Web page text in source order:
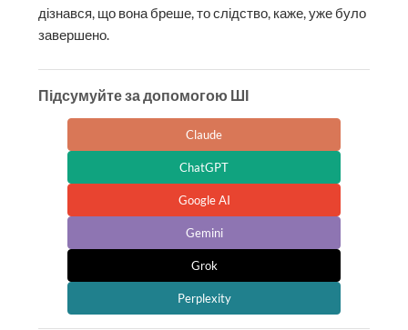
дізнався, що вона бреше, то слідство, каже, уже було
завершено.
Підсумуйте за допомогою ШІ
Claude
ChatGPT
Google AI
Gemini
Grok
Perplexity